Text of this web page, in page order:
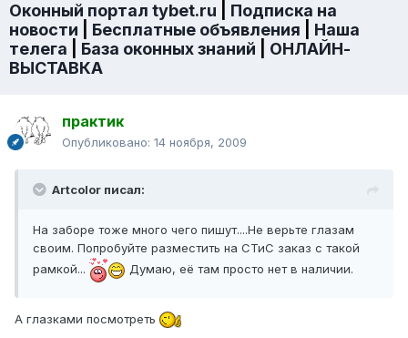
Оконный портал tybet.ru
Подписка на
новости
Бесплатные объявления
Наша
телега
База оконных знаний
ОНЛАЙН-
ВЫСТАВКА
практик
Опубликовано: 14 ноября, 2009
Artcolor писал:
На заборе тоже много чего пишут....Не верьте глазам
своим. Попробуйте разместить на СТиС заказ с такой
рамкой...
Думаю, её там просто нет в наличии.
А глазками посмотреть